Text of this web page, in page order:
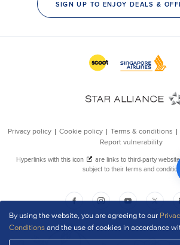
By using the website, you are agreeing to our
Conditionsand the use of cookies in accordance